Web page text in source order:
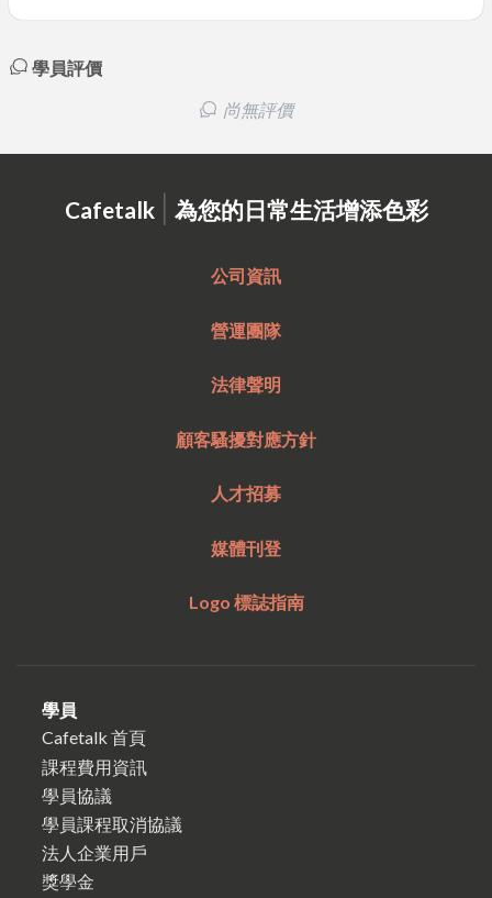
學員評價
尚無評價
Cafetalk | 為您的日常生活增添色彩
公司資訊
營運團隊
法律聲明
顧客騷擾對應方針
人才招募
媒體刊登
Logo 標誌指南
學員
Cafetalk 首頁
課程費用資訊
學員協議
學員課程取消協議
法人企業用戶
獎學金